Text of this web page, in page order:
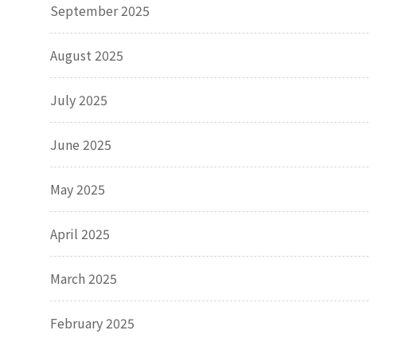
September 2025
August 2025
July 2025
June 2025
May 2025
April 2025
March 2025
February 2025